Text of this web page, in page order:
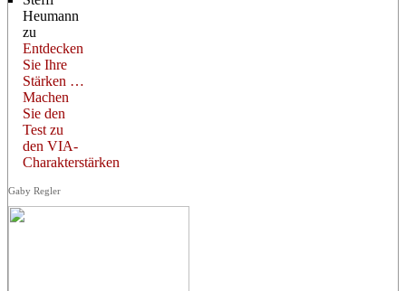
Heumann
zu
Entdecken
Sie Ihre
Stärken …
Machen
Sie den
Test zu
den VIA-
Charakterstärken
Gaby Regler